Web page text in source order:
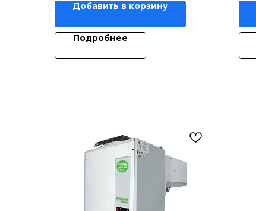
Добавить в корзину
Подробнее